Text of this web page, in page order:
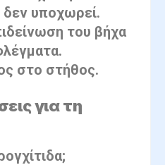
υποχωρεί.
του βήχα
στο στήθος.
για τη